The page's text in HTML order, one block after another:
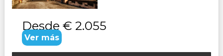
Desde € 2.055
Ver más